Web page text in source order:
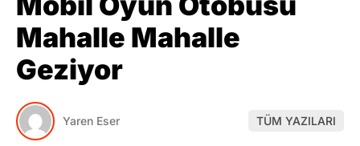
Mahalle Mahalle
Geziyor
Yaren Eser TÜM YAZILARI